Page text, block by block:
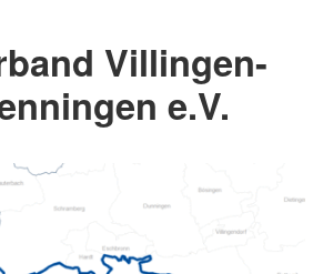
Villingen-
e.V.